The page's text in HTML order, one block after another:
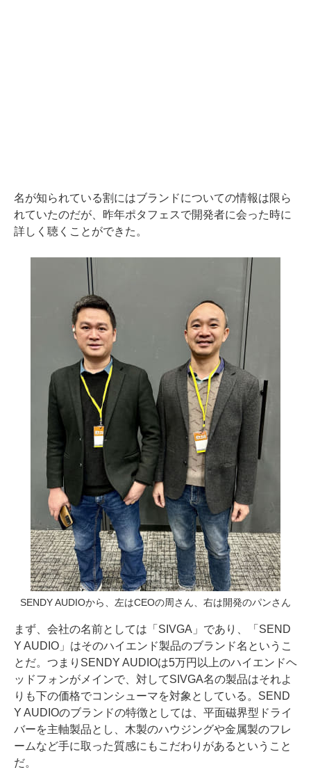
名が知られている割にはブランドについての情報は限ら
れていたのだが、昨年ポタフェスで開発者に会った時に
詳しく聴くことができた。
SENDY AUDIOから、左はCEOの周さん、右は開発のパンさん
まず、会社の名前としては「SIVGA」であり、「SEND
Y AUDIO」はそのハイエンド製品のブランド名というこ
とだ。つまりSENDY AUDIOは5万円以上のハイエンドヘ
ッドフォンがメインで、対してSIVGA名の製品はそれよ
りも下の価格でコンシューマを対象としている。SEND
Y AUDIOのブランドの特徴としては、平面磁界型ドライ
バーを主軸製品とし、木製のハウジングや金属製のフレ
ームなど手に取った質感にもこだわりがあるということ
だ。